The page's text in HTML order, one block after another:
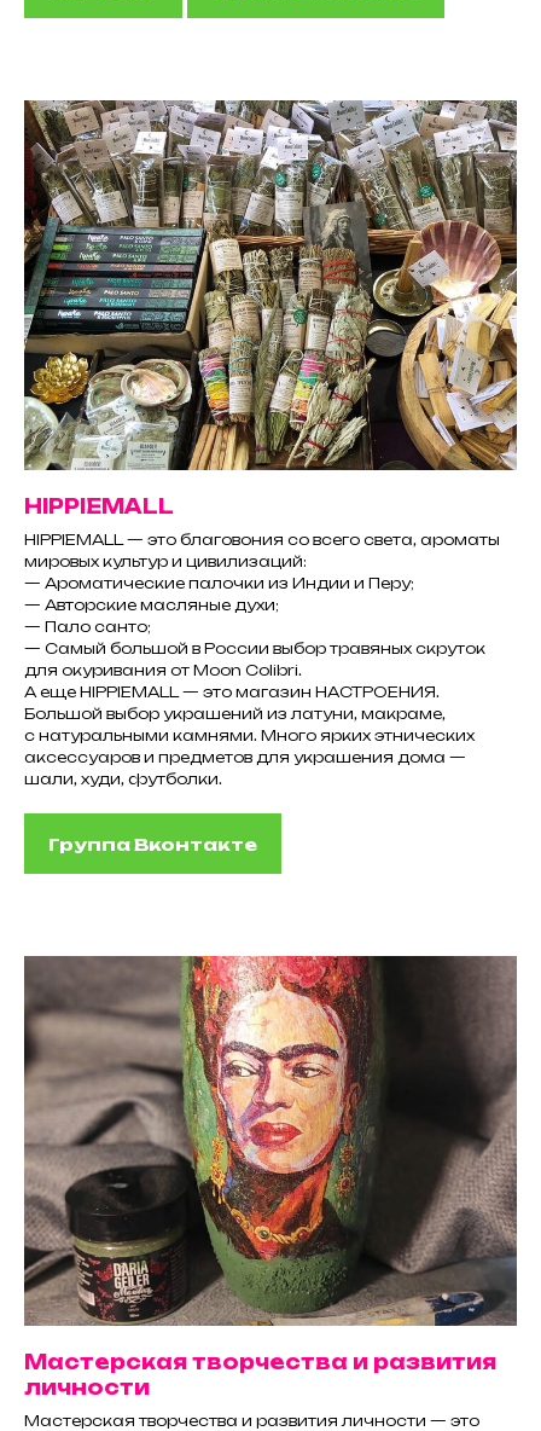
HIPPIEMALL
HIPPIEMALL — это благовония со всего света, ароматы
мировых культур и цивилизаций:
— Ароматические палочки из Индии и Перу;
— Авторские масляные духи;
— Пало санто;
— Самый большой в России выбор травяных скруток
для окуривания от Moon Colibri.
А еще HIPPIEMALL — это магазин НАСТРОЕНИЯ.
Большой выбор украшений из латуни, макраме,
с натуральными камнями. Много ярких этнических
аксессуаров и предметов для украшения дома —
шали, худи, футболки.
Группа Вконтакте
Мастерская творчества и развития
личности
Мастерская творчества и развития личности — это